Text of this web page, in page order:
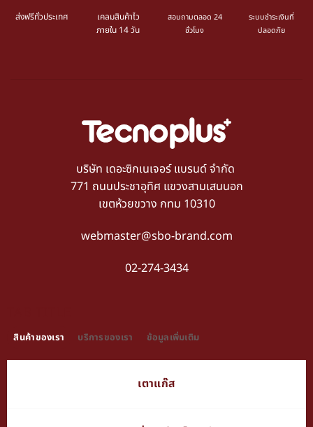
ส่งฟรีทั่วประเทศ
เคลมสินค้าไว
ภายใน 14 วัน
สอบถามตลอด 24
ชั่วโมง
ระบบชำระเงินที่
ปลอดภัย
บริษัท เดอะซิกเนเจอร์ แบรนด์ จำกัด
771 ถนนประชาอุทิศ แขวงสามเสนนอก
เขตห้วยขวาง กทม 10310
webmaster@sbo-brand.com
02-274-3434
สินค้าของเรา บริการของเรา ข้อมูลเพิ่มเติม
เตาแก๊ส